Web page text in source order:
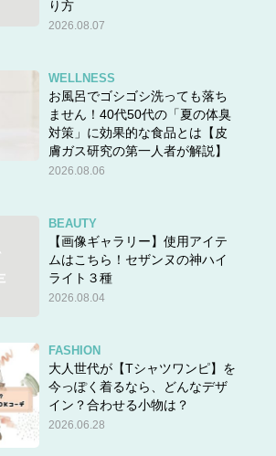
り方
2026.08.07
WELLNESS
お風呂でゴシゴシ洗っても落ち
ません！40代50代の「夏の体臭
対策」に効果的な食品とは【皮
膚ガス研究の第一人者が解説】
2026.08.06
BEAUTY
【画像ギャラリー】使用アイテ
ムはこちら！セザンヌの神ハイ
ライト３種
2026.08.04
FASHION
大人世代が【Tシャツワンピ】を
今っぽく着るなら、どんなデザ
イン？合わせる小物は？
2026.06.28